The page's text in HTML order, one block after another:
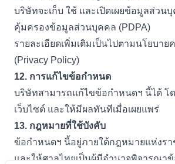
บริษัทจะเก็บ ใช้ และเปิดเผยข้อมูลส่วน
คุ้มครองข้อมูลส่วนบุคคล (PDPA)
รายละเอียดเพิ่มเติมเป็นไปตามนโยบาย
(Privacy Policy)
12. การแก้ไขข้อกำหนด
บริษัทสามารถแก้ไขข้อกำหนดฯ นี้ได้ โ
เว็บไซต์ และให้มีผลทันทีเมื่อเผยแพร่
13. กฎหมายที่ใช้บังคับ
ข้อกำหนดฯ นี้อยู่ภายใต้กฎหมายแห่งร
และให้ศาลไทยเป็นผู้มีอำนาจพิจารณา